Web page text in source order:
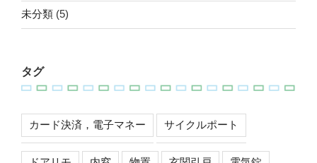
未分類 (5)
タグ
カード決済，電子マネー サイクルポート